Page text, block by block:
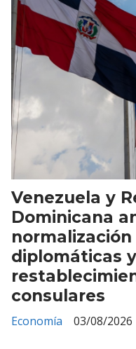
Venezuela y
Dominicana
diplomáticas y
consulares
Economía 03/08/2026